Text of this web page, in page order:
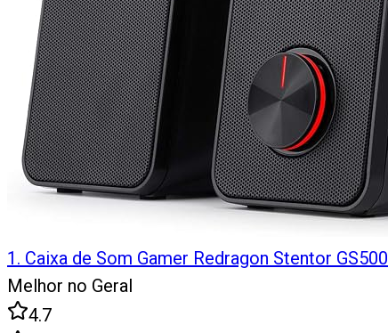
1 . Caixa de Som Gamer Redragon Stentor GS500
Melhor no Geral
4.7